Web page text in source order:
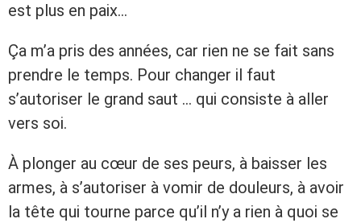
est plus en paix…
Ça m’a pris des années, car rien ne se fait sans
prendre le temps. Pour changer il faut
s’autoriser le grand saut … qui consiste à aller
vers soi.
À plonger au cœur de ses peurs, à baisser les
armes, à s’autoriser à vomir de douleurs, à avoir
la tête qui tourne parce qu’il n’y a rien à quoi se